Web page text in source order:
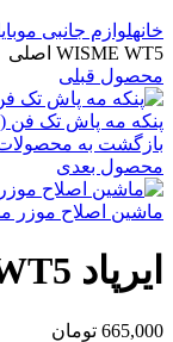
خانهلوازم جانبی
WISME WT5 اصلی
محصول قبلی
پنکه مه پاش تک فن
بازگشت به
محصول بعدی
ماشین اصلاح موزر مدل 1400 005 چینی
ایرپاد WISME WT5 اصلی
665,000 تومان